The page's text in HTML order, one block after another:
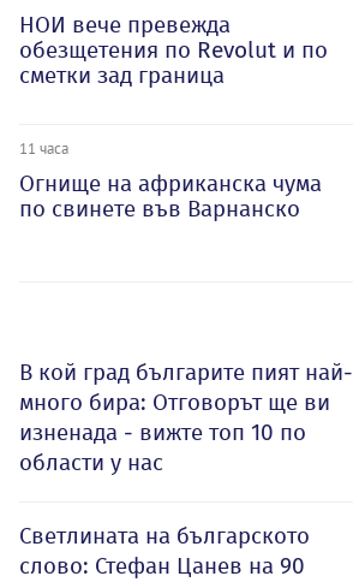
НОИ вече превежда
обезщетения по Revolut и по
сметки зад граница
11 часа
Огнище на африканска чума
по свинете във Варнанско
В кой град българите пият най-
много бира: Отговорът ще ви
изненада - вижте топ 10 по
области у нас
Светлината на българското
слово: Стефан Цанев на 90